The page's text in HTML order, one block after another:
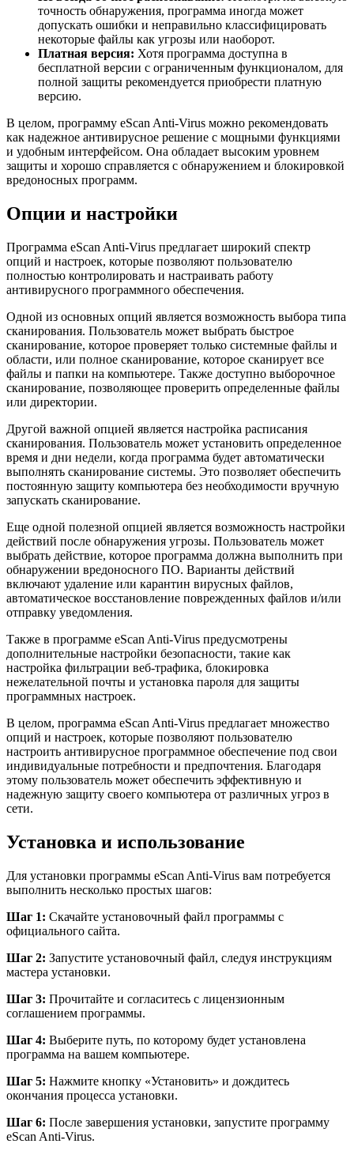
точность обнаружения, программа иногда может
допускать ошибки и неправильно классифицировать
некоторые файлы как угрозы или наоборот.
Платная версия: Хотя программа доступна в
бесплатной версии с ограниченным функционалом, для
полной защиты рекомендуется приобрести платную
версию.
В целом, программу eScan Anti-Virus можно рекомендовать
как надежное антивирусное решение с мощными функциями
и удобным интерфейсом. Она обладает высоким уровнем
защиты и хорошо справляется с обнаружением и блокировкой
вредоносных программ.
Опции и настройки
Программа eScan Anti-Virus предлагает широкий спектр
опций и настроек, которые позволяют пользователю
полностью контролировать и настраивать работу
антивирусного программного обеспечения.
Одной из основных опций является возможность выбора типа
сканирования. Пользователь может выбрать быстрое
сканирование, которое проверяет только системные файлы и
области, или полное сканирование, которое сканирует все
файлы и папки на компьютере. Также доступно выборочное
сканирование, позволяющее проверить определенные файлы
или директории.
Другой важной опцией является настройка расписания
сканирования. Пользователь может установить определенное
время и дни недели, когда программа будет автоматически
выполнять сканирование системы. Это позволяет обеспечить
постоянную защиту компьютера без необходимости вручную
запускать сканирование.
Еще одной полезной опцией является возможность настройки
действий после обнаружения угрозы. Пользователь может
выбрать действие, которое программа должна выполнить при
обнаружении вредоносного ПО. Варианты действий
включают удаление или карантин вирусных файлов,
автоматическое восстановление поврежденных файлов и/или
отправку уведомления.
Также в программе eScan Anti-Virus предусмотрены
дополнительные настройки безопасности, такие как
настройка фильтрации веб-трафика, блокировка
нежелательной почты и установка пароля для защиты
программных настроек.
В целом, программа eScan Anti-Virus предлагает множество
опций и настроек, которые позволяют пользователю
настроить антивирусное программное обеспечение под свои
индивидуальные потребности и предпочтения. Благодаря
этому пользователь может обеспечить эффективную и
надежную защиту своего компьютера от различных угроз в
сети.
Установка и использование
Для установки программы eScan Anti-Virus вам потребуется
выполнить несколько простых шагов:
Шаг 1: Скачайте установочный файл программы с
официального сайта.
Шаг 2: Запустите установочный файл, следуя инструкциям
мастера установки.
Шаг 3: Прочитайте и согласитесь с лицензионным
соглашением программы.
Шаг 4: Выберите путь, по которому будет установлена
программа на вашем компьютере.
Шаг 5: Нажмите кнопку «Установить» и дождитесь
окончания процесса установки.
Шаг 6: После завершения установки, запустите программу
eScan Anti-Virus.